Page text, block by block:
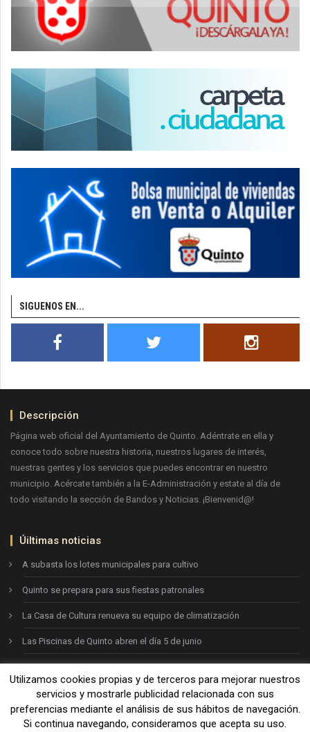
SIGUENOS EN...
Descripción
Página web oficial del Ayuntamiento de Quinto. Adéntrate en ella y
conoce todo sobre nuestra historia, nuestros lugares de interés,
nuestras gentes y los servicios que puedes encontrar en nuestro
municipio. Acércate también a la E-Administración y estate al día de
todo visitando la sección de Bandos y Noticias. ¡Bienvenid@!
Úiltimas noticias
A subasta los lotes municipales para cultivo
Quinto se prepara para sus fiestas patronales
La Casa de Cultura renueva su equipo de climatización
Las Piscinas de Quinto abren el día 5 de junio
Ayto. de Quinto © 2026
Aviso legal-Política de privacidad-Política de cookies
Utilizamos cookies propias y de terceros para mejorar nuestros
servicios y mostrarle publicidad relacionada con sus
preferencias mediante el análisis de sus hábitos de navegación.
Si continua navegando, consideramos que acepta su uso.